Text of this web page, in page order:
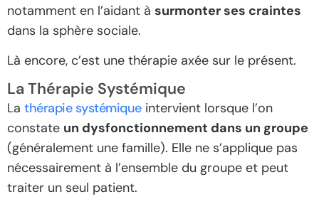
notamment en l’aidant à surmonter ses craintes
dans la sphère sociale.
Là encore, c’est une thérapie axée sur le présent.
La Thérapie Systémique
La thérapie systémiqueintervient lorsque l’on
constate un dysfonctionnement dans un groupe
(généralement une famille). Elle ne s’applique pas
nécessairement à l’ensemble du groupe et peut
traiter un seul patient.